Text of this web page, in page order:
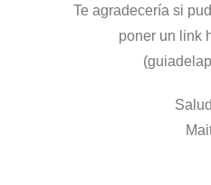
Te agradecería si
poner un link